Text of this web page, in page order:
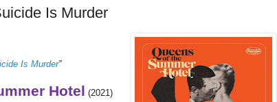
Is Murder
Is Murder”
Hotel (2021)